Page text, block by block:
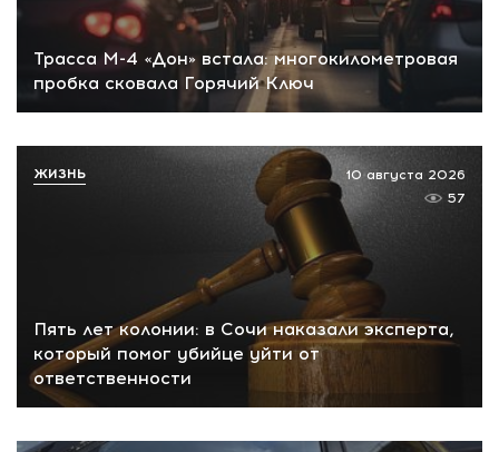
Трасса М-4 «Дон» встала: многокилометровая
пробка сковала Горячий Ключ
Пять лет колонии: в Сочи наказали эксперта,
который помог убийце уйти от
ответственности
10 августа 2026
57
ЖИЗНЬ